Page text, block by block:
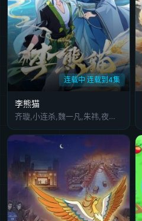
连载中 连载到4集
李熊猫
齐璇,小连杀,魏一凡,朱祎,夜叉,张恩泽,路扬,图特哈蒙